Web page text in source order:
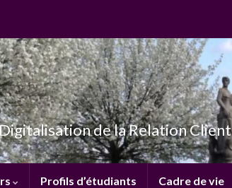
de la Relation Client
Profils d’étudiants Cadre de vie